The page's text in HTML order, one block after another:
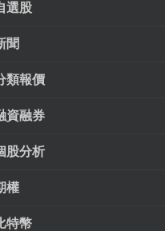
選股
聞
類報價
資融券
股分析
權
特幣